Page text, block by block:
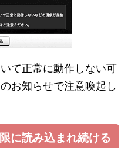
て正常に動作しない可
お知らせで注意喚起し
に読み込まれ続ける